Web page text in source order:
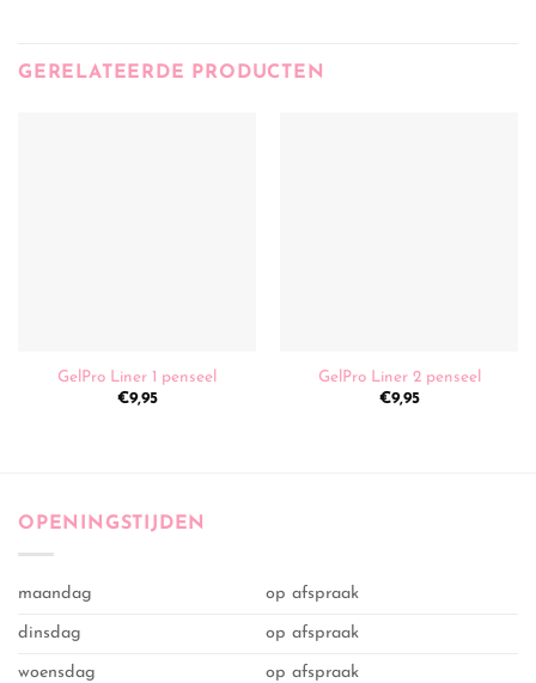
GERELATEERDE PRODUCTEN
GelPro Liner 1 penseel
€9,95
GelPro Liner 2 penseel
€9,95
OPENINGSTIJDEN
maandag op afspraak
dinsdag op afspraak
woensdag op afspraak